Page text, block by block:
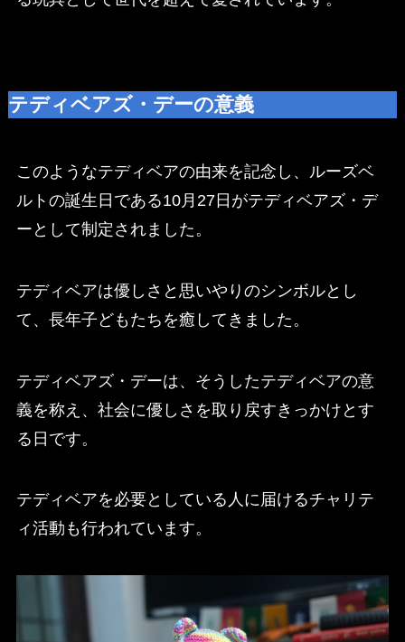
テディベアズ・デーの意義
このようなテディベアの由来を記念し、ルーズベ
ルトの誕生日である10月27日がテディベアズ・デ
ーとして制定されました。
テディベアは優しさと思いやりのシンボルとし
て、長年子どもたちを癒してきました。
テディベアズ・デーは、そうしたテディベアの意
義を称え、社会に優しさを取り戻すきっかけとす
る日です。
テディベアを必要としている人に届けるチャリテ
ィ活動も行われています。